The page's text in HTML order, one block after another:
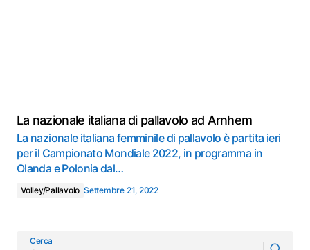
La nazionale italiana di pallavolo ad Arnhem
La nazionale italiana femminile di pallavolo è partita ieri
per il Campionato Mondiale 2022, in programma in
Olanda e Polonia dal…
Volley/Pallavolo Settembre 21, 2022
Cerca